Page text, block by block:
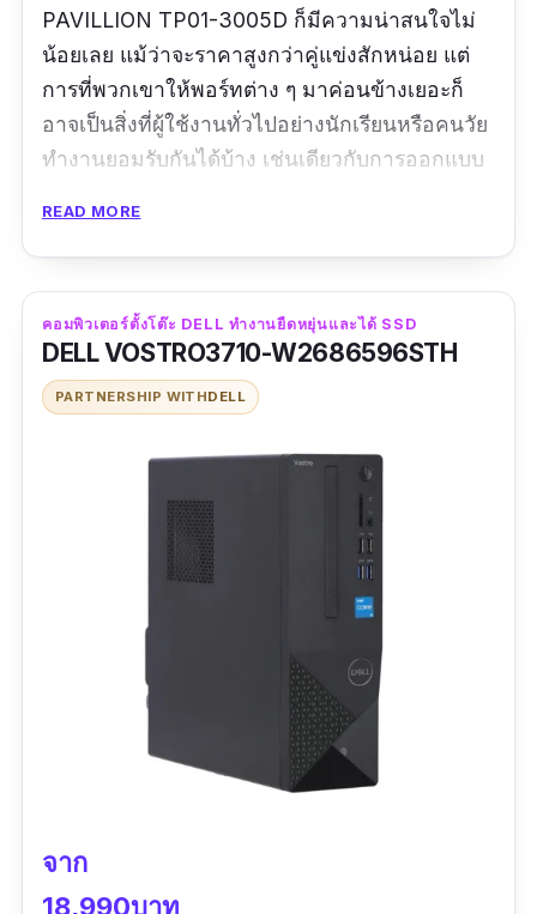
PAVILLION TP01-3005D ก็มีความน่าสนใจไม่
น้อยเลย แม้ว่าจะราคาสูงกว่าคู่แข่งสักหน่อย แต่
การที่พวกเขาให้พอร์ทต่าง ๆ มาค่อนข้างเยอะก็
อาจเป็นสิ่งที่ผู้ใช้งานทั่วไปอย่างนักเรียนหรือคนวัย
ทำงานยอมรับกันได้บ้าง เช่นเดียวกับการออกแบบ
ค่อนข้างเสถียรก็น่าจะเป็นจุดเด่นของสาวกที่ใช้
งานแบรนด์นี้มาตลอดนั่นเอง
READ MORE
คอมพิวเตอร์ตั้งโต๊ะ DELL ทำงานยืดหยุ่นและได้ SSD
DELL VOSTRO3710-W2686596STH
PARTNERSHIP WITHDELL
จาก
18,990บาท